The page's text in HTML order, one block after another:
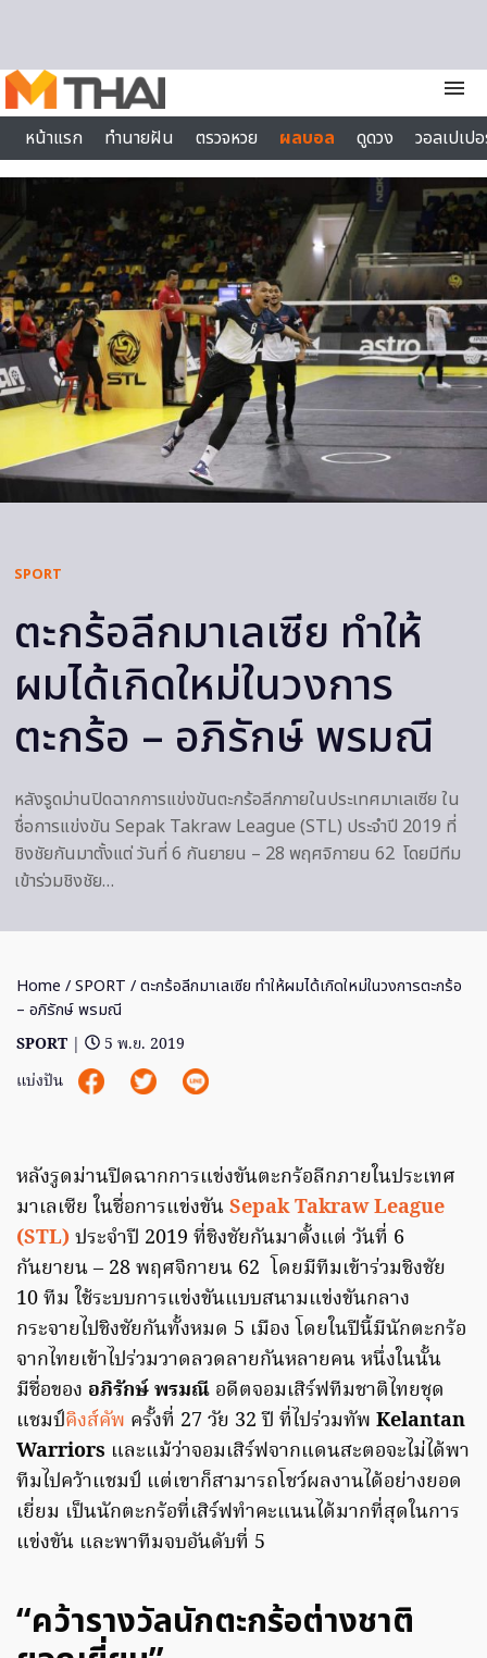
menu
หน้าแรก
ทำนายฝัน ตรวจหวย ผลบอล ดูดวง
วอลเปเป
ไลฟ์สไตล์
SPORT
ตะกร้อลีกมาเลเซีย ทำให้
ผมได้เกิดใหม่ในวงการ
ตะกร้อ – อภิรักษ์ พรมณี
หลังรูดม่านปิดฉากการแข่งขันตะกร้อลีกภายในประเทศมาเลเซีย ใน
ชื่อการแข่งขัน Sepak Takraw League (STL) ประจำปี 2019 ที่
ชิงชัยกันมาตั้งแต่ วันที่ 6 กันยายน – 28 พฤศจิกายน 62 โดยมีทีม
เข้าร่วมชิงชัย…
Home /SPORT / ตะกร้อลีกมาเลเซีย ทำให้ผมได้เกิดใหม่ในวงการตะกร้อ
– อภิรักษ์ พรมณี
SPORT |
5 พ.ย. 2019
แบ่งปัน
หลังรูดม่านปิดฉากการแข่งขันตะกร้อลีกภายในประเทศ
มาเลเซีย ในชื่อการแข่งขันSepak Takraw League
(STL)ประจำปี 2019 ที่ชิงชัยกันมาตั้งแต่ วันที่ 6
กันยายน – 28 พฤศจิกายน 62 โดยมีทีมเข้าร่วมชิงชัย
10 ทีม ใช้ระบบการแข่งขันแบบสนามแข่งขันกลาง
กระจายไปชิงชัยกันทั้งหมด 5 เมือง โดยในปีนี้มีนักตะกร้อ
จากไทยเข้าไปร่วมวาดลวดลายกันหลายคน หนึ่งในนั้น
มีชื่อของ อภิรักษ์ พรมณี อดีตจอมเสิร์ฟทีมชาติไทยชุด
แชมป์คิงส์คัพ ครั้งที่ 27 วัย 32 ปี ที่ไปร่วมทัพ Kelantan
Warriors และแม้ว่าจอมเสิร์ฟจากแดนสะตอจะไม่ได้พา
ทีมไปคว้าแชมป์ แต่เขาก็สามารถโชว์ผลงานได้อย่างยอด
เยี่ยม เป็นนักตะกร้อที่เสิร์ฟทำคะแนนได้มากที่สุดในการ
แข่งขัน และพาทีมจบอันดับที่ 5
“คว้ารางวัลนักตะกร้อต่างชาติ